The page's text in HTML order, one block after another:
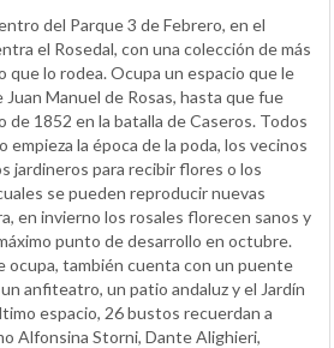
del Parque 3 de Febrero, en el
el Rosedal, con una colección de más
que lo rodea. Ocupa un espacio que le
Manuel de Rosas, hasta que fue
1852 en la batalla de Caseros. Todos
empieza la época de la poda, los vecinos
jardineros para recibir flores o los
se pueden reproducir nuevas
en invierno los rosales florecen sanos y
punto de desarrollo en octubre.
ocupa, también cuenta con un puente
anfiteatro, un patio andaluz y el Jardín
espacio, 26 bustos recuerdan a
Alfonsina Storni, Dante Alighieri,